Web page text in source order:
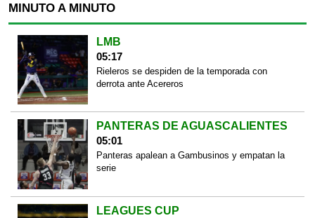
MINUTO A MINUTO
LMB
05:17
Rieleros se despiden de la temporada con
derrota ante Acereros
PANTERAS DE AGUASCALIENTES
05:01
Panteras apalean a Gambusinos y empatan la
serie
LEAGUES CUP